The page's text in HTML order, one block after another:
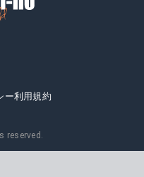
ー利用規約
reserved.